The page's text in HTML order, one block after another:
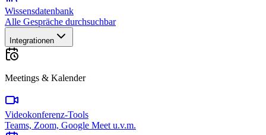
Wissensdatenbank
Alle Gespräche durchsuchbar
Integrationen
Meetings & Kalender
Videokonferenz-Tools
Teams, Zoom, Google Meet u.v.m.